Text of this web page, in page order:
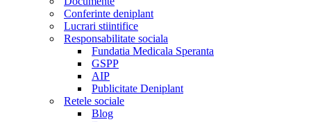
Conferinte deniplant
Lucrari stiintifice
Responsabilitate sociala
Fundatia Medicala Speranta
GSPP
AIP
Publicitate Deniplant
Retele sociale
Blog